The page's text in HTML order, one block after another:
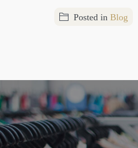
Posted in Blog